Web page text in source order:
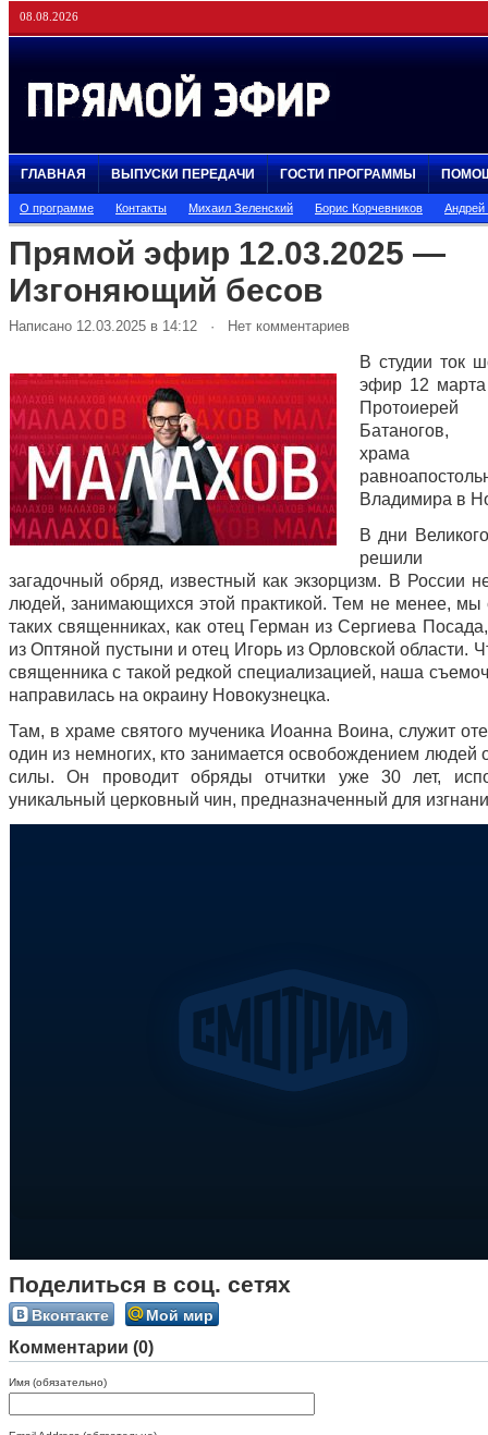
08.08.2026
ГЛАВНАЯ ВЫПУСКИ ПЕРЕДАЧИ ГОСТИ ПРОГРАММЫ
О программе Контакты Михаил Зеленский Борис Корчевников
Прямой эфир 12.03.2025 —
Изгоняющий бесов
Написано 12.03.2025 в 14:12 · Нет комментариев
В студии ток
эфир 12
Батаногов,
храма
Владимира в
В дни
решили
загадочный обряд, известный как экзорцизм. В России
людей, занимающихся этой практикой. Тем не менее,
таких священниках, как отец Герман из Сергиева
из Оптяной пустыни и отец Игорь из Орловской области.
священника с такой редкой специализацией, наша
направилась на окраину Новокузнецка.
Там, в храме святого мученика Иоанна Воина, служит
один из немногих, кто занимается освобождением людей
силы. Он проводит обряды отчитки уже 30 лет,
уникальный церковный чин, предназначенный для
Поделиться в соц. сетях
Вконтакте Мой мир
Комментарии (0)
Имя (обязательно)